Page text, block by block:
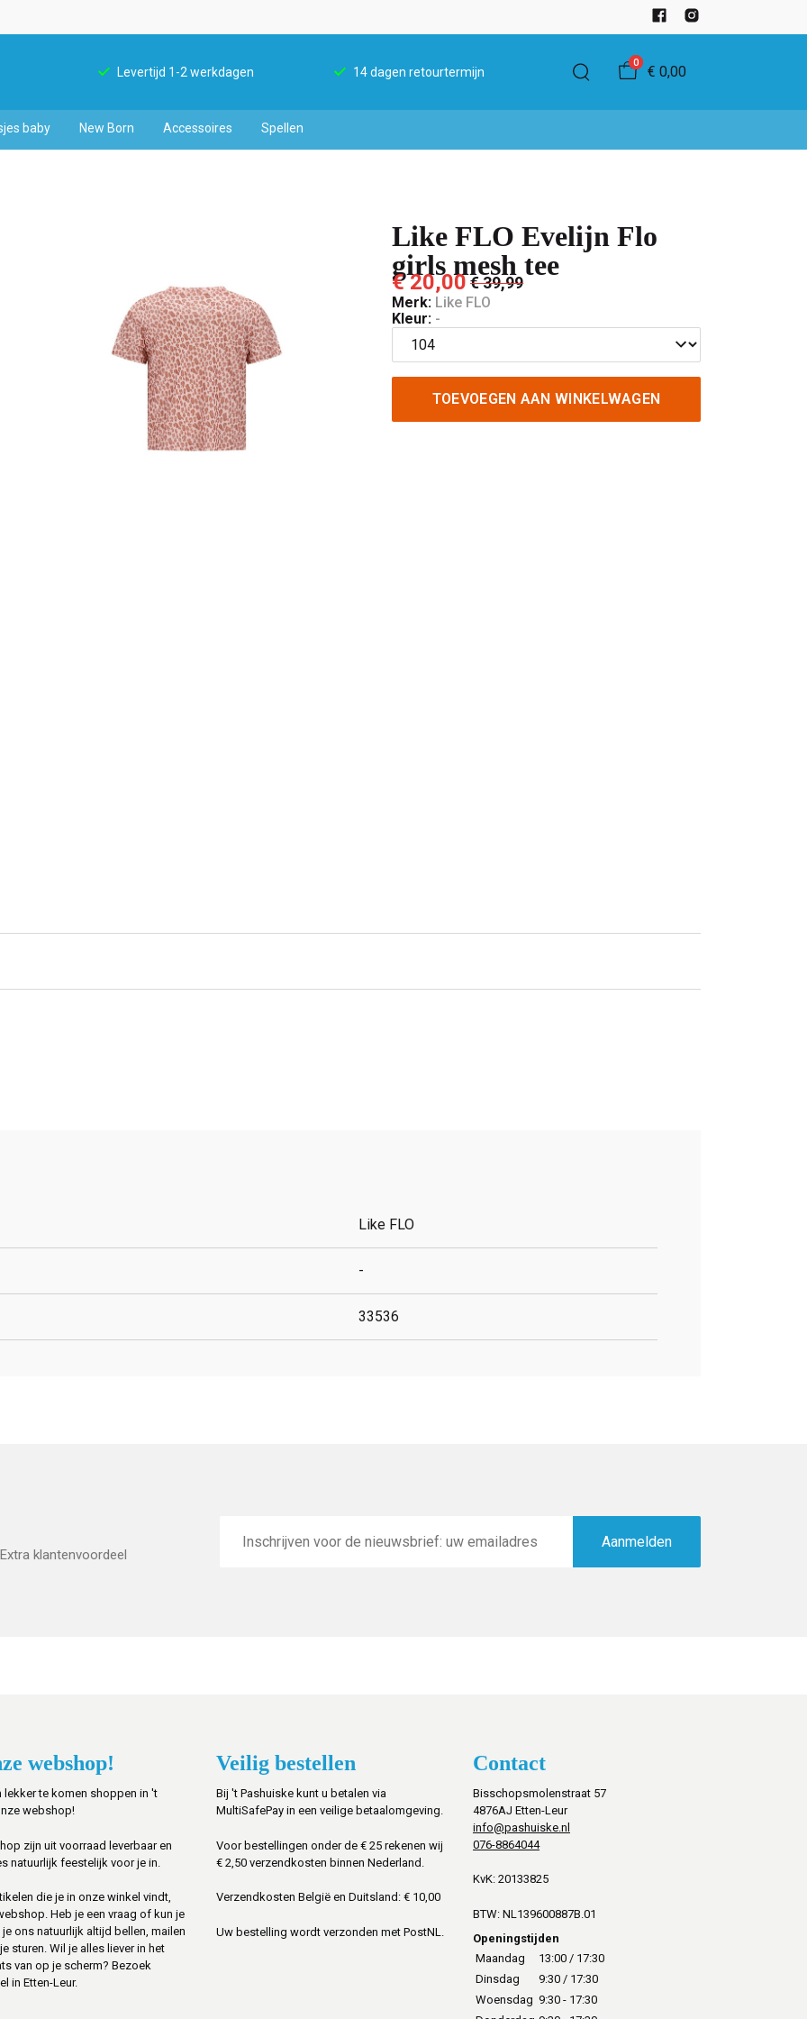
Levertijd 1-2 werkdagen 14 dagen retourtermijn
0
€ 0,00
baby New Born Accessoires Spellen
Like FLO Evelijn Flo
girls mesh tee
€ 20,00€ 39,99
Merk: Like FLO
Kleur: -
TOEVOEGEN AAN WINKELWAGEN
Like FLO
-
33536
klantenvoordeel
mailadres
Aanmelden
webshop!
lekker te komen shoppen in 't
webshop!
zijn uit voorraad leverbaar en
natuurlijk feestelijk voor je in.
die je in onze winkel vindt,
Heb je een vraag of kun je
ons natuurlijk altijd bellen, mailen
sturen. Wil je alles liever in het
van op je scherm? Bezoek
in Etten-Leur.
Veilig bestellen
Bij 't Pashuiske kunt u betalen via
MultiSafePay in een veilige betaalomgeving.
Voor bestellingen onder de € 25 rekenen wij
€ 2,50 verzendkosten binnen Nederland.
Verzendkosten België en Duitsland: € 10,00
Uw bestelling wordt verzonden met PostNL.
Contact
Bisschopsmolenstraat 57
4876AJ Etten-Leur
info@pashuiske.nl
076-8864044
KvK: 20133825
BTW: NL139600887B.01
Openingstijden
Maandag
13:00 / 17:30
Dinsdag
9:30 / 17:30
Woensdag 9:30 - 17:30